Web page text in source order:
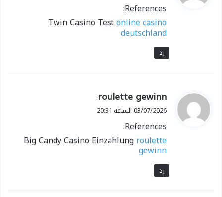
ل
References:
Twin Casino Testonline casino
deutschland
رد
ي
ق
ل
roulette gewinn
:
03/07/2026 الساعة 20:31
References:
Big Candy Casino Einzahlungroulette
gewinn
رد